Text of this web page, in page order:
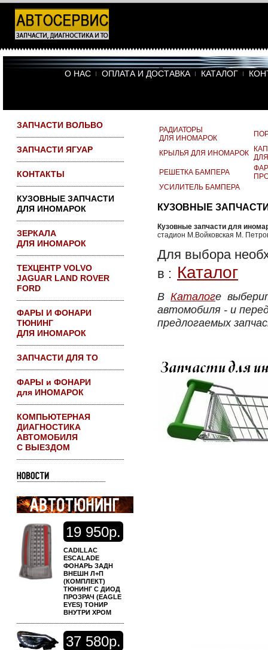
Все запчасти на
складе в Москве
ПО САО доставка
бесплатно
О НАС ОПЛАТА И ДОСТАВКА КАТАЛОГ
РАДИАТОРЫ
ДЛЯ ИНОМАРОК
КРЫЛЬЯ ДЛЯ ИНОМАРОК
РЕШЕТКА БАМПЕРА
УСИЛИТЕЛЬ БАМПЕРА
КУЗОВНЫЕ
Кузовные запчасти для
стадион М.Войковская М.
Для выбора
в : Каталог
В Каталоге
автомобиля - и
предлогаемых
ЗАПЧАСТИ ВОЛЬВО
ЗАПЧАСТИ ЯГУАР
КОНТАКТЫ
КУЗОВНЫЕ ЗАПЧАСТИ
ДЛЯ ИНОМАРОК
ЗЕРКАЛА
ДЛЯ ИНОМАРОК
ТЕХЦЕНТР VOLVO
JAGUAR LAND ROVER
FORD
ФАРЫ И ФОНАРИ
ТЮНИНГ
ДЛЯ ИНОМАРОК
ЗАПЧАСТИ ДЛЯ ТО
ФАРЫ и ФОНАРИ
для ИНОМАРОК
КОМПЬЮТЕРНАЯ
ДИАГНОСТИКА
АВТОМОБИЛЯ
С ВЫЕЗДОМ
19 950р.
CADILLAC
ESCALADE
ФОНАРЬ ЗАДН
ВНЕШН Л+П
(КОМПЛЕКТ)
ТЮНИНГ С ДИОД
ПРОЗРАЧ (EAGLE
EYES) ТОНИР
ВНУТРИ ХРОМ
37 580р.